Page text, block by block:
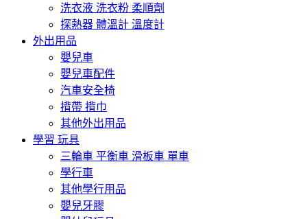
洗衣液 洗衣粉 柔順劑
探熱器 體溫計 溫度計
外出用品
嬰兒車
嬰兒車配件
汽車安全椅
揹帶 揹巾
其他外出用品
學習 玩具
三輪車 平衡車 滑板車 單車
學行車
其他學行用品
嬰兒牙膠